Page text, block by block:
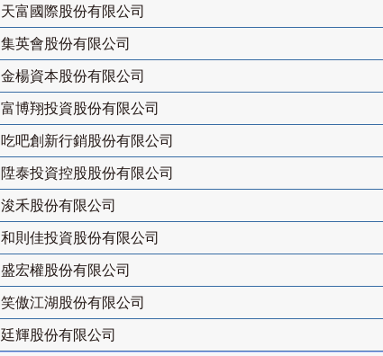
天富國際股份有限公司
集英會股份有限公司
金楊資本股份有限公司
富博翔投資股份有限公司
吃吧創新行銷股份有限公司
陞泰投資控股股份有限公司
浚禾股份有限公司
和則佳投資股份有限公司
盛宏權股份有限公司
笑傲江湖股份有限公司
廷輝股份有限公司